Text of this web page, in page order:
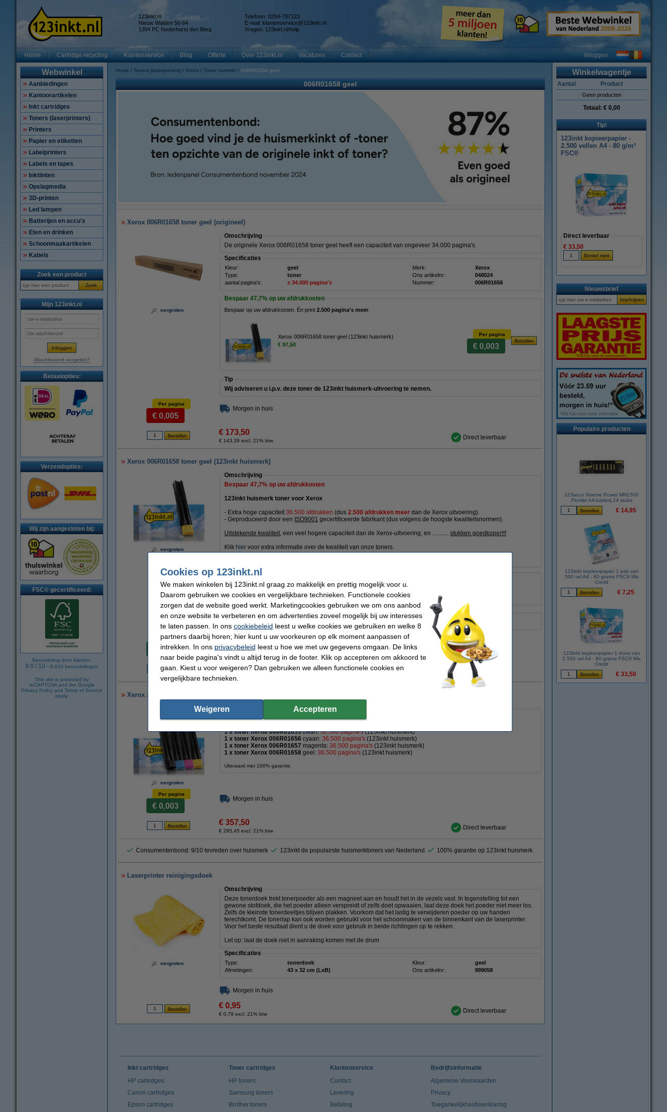
123inkt.nl
Nieuw Walden 56-64
1394 PC Nederhorst den Berg
Telefoon: 0294-787123
E-mail: klantenservice@123inkt.nl
Vragen: 123inkt.nl/help
Home Cartridge recycling Klantenservice Blog Offerte Over 123inkt.nl Vacatures Contact Inloggen
Webwinkel
Aanbiedingen
Kantoorartikelen
Inkt cartridges
Toners (laserprinters)
Printers
Papier en etiketten
Labelprinters
Labels en tapes
Inktlinten
Opslagmedia
3D-printen
Led lampen
Batterijen en accu's
Eten en drinken
Schoonmaakartikelen
Kabels
Zoek een product
Zoek
Mijn 123inkt.nl
Wachtwoord vergeten?
Betaalopties:
Verzendopties:
Wij zijn aangesloten bij:
FSC® gecertificeerd:
Beoordeling door klanten:
9.0 / 10 - 6.610 beoordelingen
This site is protected by
reCAPTCHA and the Google
Privacy Policy and Terms of Service
apply.
Home Toners (laserprinters) Xerox Toner nummer 006R01658 geel
006R01658 geel
Xerox 006R01658 toner geel (origineel)
vergroten
Omschrijving
De originele Xerox 006R01658 toner geel heeft een capaciteit van ongeveer 34.000 pagina's.
Specificaties
Kleur: geel Merk:
Xerox
Type:
toner Ons artikelnr:
048024
aantal pagina's:
± 34.000 pagina's Nummer: 006R01658
Bespaar 47,7% op uw afdrukkosten
Bespaar op uw afdrukkosten. Én print 2.500 pagina's meer
Xerox 006R01658 toner geel (123inkt huismerk)
€ 97,50
Per pagina
€ 0,003
Tip
Wij adviseren u i.p.v. deze toner de 123inkt huismerk-uitvoering te nemen.
Per pagina
€ 0,005
Morgen in huis
€ 173,50
€ 143,39 excl. 21% btw Direct leverbaar
Xerox 006R01658 toner geel (123inkt huismerk)
vergroten
Omschrijving
Bespaar 47,7% op uw afdrukkosten
123inkt huismerk toner voor Xerox
- Extra hoge capaciteit 36.500 afdrukken (dus 2.500 afdrukken meer dan de Xerox uitvoering).
- Geproduceerd door een ISO9001 gecertificeerde fabrikant (dus volgens de hoogste kwaliteitsnormen).
Uitstekende kwaliteit, een veel hogere capaciteit dan de Xerox-uitvoering, en ........... stukken goedkoper!!!
Klik hier voor extra informatie over de kwaliteit van onze toners.
Specificaties
Kleur:
Type:
aantal pagina's:
± 36.500 pagina's
Tip
Wij adviseren u deze toner (het 123inkt huismerk) te nemen i.p.v. de Xerox-uitvoering.
Per pagina
€ 0,003
€ 97,50
Direct leverbaar
Xerox aanbieding: 006R01655, 56, 57, 58 zwart + 3 kleuren (123inkt huismerk)
vergroten
Omschrijving
Complete set123inkt huismerktoners voor Xerox:
1 x toner Xerox 006R01655zwart:32.500 pagina's(123inkt huismerk)
1 x toner Xerox 006R01656 cyaan: 36.500 pagina's (123inkt huismerk)
1 x toner Xerox 006R01657 magenta: 36.500 pagina's (123inkt huismerk)
1 x toner Xerox 006R01658 geel: 36.500 pagina's (123inkt huismerk)
Uiteraard met 100% garantie.
Per pagina
€ 0,003
Morgen in huis
€ 357,50
€ 295,45 excl. 21% btw Direct leverbaar
Consumentenbond: 9/10 tevreden over huismerk 123inkt de populairste huismerktoners van Nederland 100% garantie op 123inkt huismerk
Laserprinter reinigingsdoek
vergroten
Omschrijving
Deze tonerdoek trekt tonerpoeder als een magneet aan en houdt het in de vezels vast. In tegenstelling tot een
gewone stofdoek, die het poeder alleen verspreidt of zelfs doet opwaaien, laat deze doek het poeder niet meer los.
Zelfs de kleinste tonerdeeltjes blijven plakken. Voorkom dat het lastig te verwijderen poeder op uw handen
terechtkomt. De tonerlap kan ook worden gebruikt voor het schoonmaken van de binnenkant van de laserprinter.
Voor het beste resultaat dient u de doek voor gebruik in beide richtingen op te rekken.
Let op: laat de doek niet in aanraking komen met de drum
Specificaties
Type: tonerdoek Kleur:
geel
Afmetingen:
43 x 32 cm (LxB) Ons artikelnr: 999058
Morgen in huis
€ 0,95
€ 0,79 excl. 21% btw Direct leverbaar
Winkelwagentje
Aantal Product
Geen producten
Totaal: € 0,00
Tip!
123inkt kopieerpapier -
2.500 vellen A4 - 80 g/m²
FSC®
Direct leverbaar
€ 33,50
Nieuwsbrief
Populaire producten
123accu Xtreme Power MN1500
Penlite AA batterij 24 stuks
€ 14,95
123inkt kopieerpapier 1 pak van
500 vel A4 - 80 grams FSC® Mix
Credit
€ 7,25
123inkt kopieerpapier 1 doos van
2.500 vel A4 - 80 grams FSC® Mix
Credit
€ 33,50
Inkt cartridges
HP cartridges
Canon cartridges
Epson cartridges
Toner cartridges
HP toners
Samsung toners
Brother toners
Klantenservice
Contact
Levering
Betaling
Bedrijfsinformatie
Algemene Voorwaarden
Privacy
Toegankelijkheidsverklaring
Cookies op 123inkt.nl
We maken winkelen bij 123inkt.nl graag zo makkelijk en prettig mogelijk voor u.
Daarom gebruiken we cookies en vergelijkbare technieken. Functionele cookies
zorgen dat de website goed werkt. Marketingcookies gebruiken we om ons aanbod
en onze website te verbeteren en om advertenties zoveel mogelijk bij uw interesses
te laten passen. In ons cookiebeleid leest u welke cookies we gebruiken en welke 8
partners daarbij horen; hier kunt u uw voorkeuren op elk moment aanpassen of
intrekken. In ons privacybeleid leest u hoe we met uw gegevens omgaan. De links
naar beide pagina's vindt u altijd terug in de footer. Klik op accepteren om akkoord te
gaan. Kiest u voor weigeren? Dan gebruiken we alleen functionele cookies en
vergelijkbare technieken.
Weigeren Accepteren